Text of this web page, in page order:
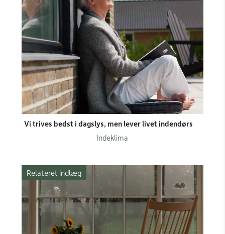
Vi trives bedst i dagslys, men lever livet indendørs
Indeklima
Relateret indlæg